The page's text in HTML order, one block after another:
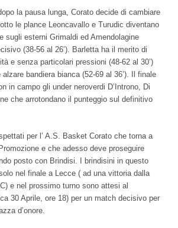
la pausa lunga, Corato decide di cambiare
le plance Leoncavallo e Turudic diventano
sugli esterni Grimaldi ed Amendolagine
(38-56 al 26’). Barletta ha il merito di
e senza particolari pressioni (48-62 al 30’)
bandiera bianca (52-69 al 36’). Il finale
in campo gli under neroverdi D’Introno, Di
che arrotondano il punteggio sul definitivo
per l’ A.S. Basket Corato che torna a
e che adesso deve proseguire
posto con Brindisi. I brindisini in questo
nel finale a Lecce ( ad una vittoria dalla
e nel prossimo turno sono attesi al
30 Aprile, ore 18) per un match decisivo per
d’onore.